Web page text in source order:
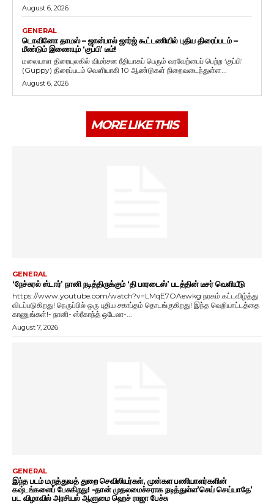
August 6, 2026
GENERAL
டொவினோ தாமஸ் – ஜான்பால் ஜார்ஜ் கூட்டணியில் புதிய திரைப்படம் –
மீண்டும் இணையும் ‘குப்பி’ டீம்!
மலையாள திரையுலகில் விமர்சன ரீதியாகப் பெரும் வரவேற்பைப் பெற்ற ‘குப்பி’
(Guppy) திரைப்படம் வெளியாகி 10 ஆண்டுகள் நிறைவடைந்துள்ள...
August 6, 2026
MORE LIKE THIS
GENERAL
‘நேச்சுரல் ஸ்டார்’ நானி நடித்திருக்கும் ‘தி பாரடைஸ்’ படத்தின் டீசர் வெளியீடு
https://www.youtube.com/watch?v=LMqE7OAewkg நரகம் கட்டவிழ்த்து
விடப்படுகிறது! நெருப்பில் ஒரு புதிய சகாப்தம் தொடங்குகிறது! இந்த வெறியாட்டத்தை
காணுங்கள்!- நானி- ஸ்ரீகாந்த் ஒடேலா-...
August 7, 2026
GENERAL
இந்த படம் மருத்துவத் துறை செவிலியர்கள், முன்கள பணியாளர்களின்
கஷ்டங்களைப் பேசுகிறது! -தான் முதலமைச்சராக நடித்துள்ள’செய் செய்யாதே’
பட விழாவில் அரசியல் ஆளுமை ஹெச் ராஜா பேச்சு